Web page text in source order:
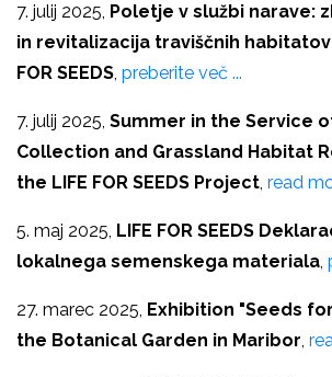
7. julij 2025, Poletje v službi narave:
in revitalizacija traviščnih habitatov
FOR SEEDS, preberite več ...
7. julij 2025, Summer in the Service
Collection and Grassland Habitat
the LIFE FOR SEEDS Project, read
5. maj 2025, LIFE FOR SEEDS
lokalnega semenskega materiala,
27. marec 2025, Exhibition "Seeds
the Botanical Garden in Maribor,